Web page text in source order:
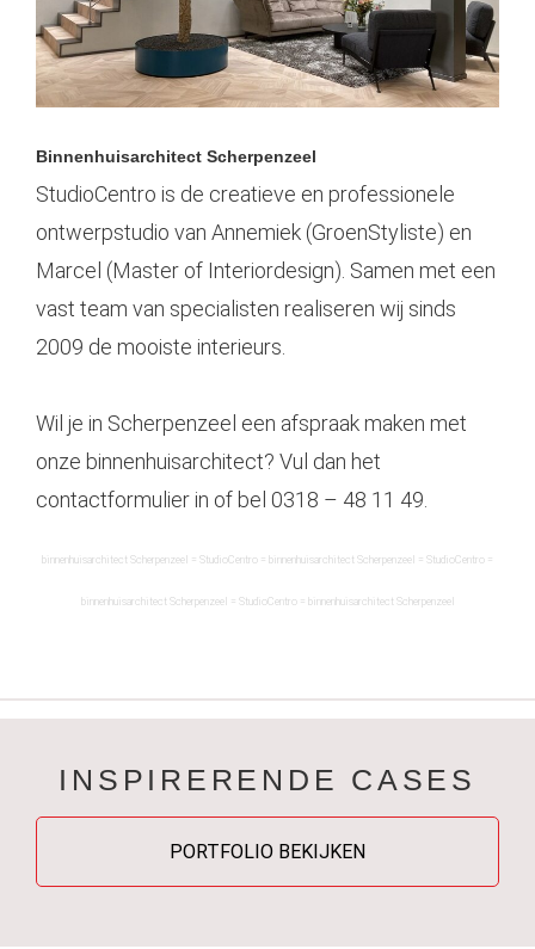
Binnenhuisarchitect Scherpenzeel
StudioCentro is de creatieve en professionele
ontwerpstudio van Annemiek (GroenStyliste) en
Marcel (Master of Interiordesign). Samen met een
vast team van specialisten realiseren wij sinds
2009 de mooiste interieurs.
Wil je in Scherpenzeel een afspraak maken met
onze binnenhuisarchitect? Vul dan het
contactformulier in of bel 0318 – 48 11 49.
binnenhuisarchitect Scherpenzeel = StudioCentro = binnenhuisarchitect Scherpenzeel = StudioCentro =
binnenhuisarchitect Scherpenzeel = StudioCentro = binnenhuisarchitect Scherpenzeel
INSPIRERENDE CASES
PORTFOLIO BEKIJKEN